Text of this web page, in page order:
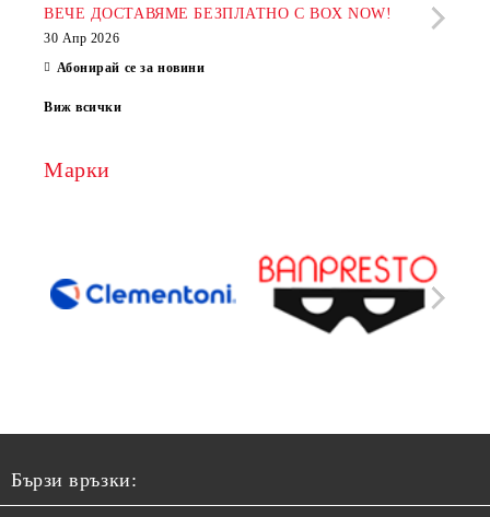
ВЕЧЕ ДОСТАВЯМЕ БЕЗПЛАТНО С BOX NOW!
30 Апр 2026
Абонирай се за новини
Виж всички
Марки
Бързи връзки: